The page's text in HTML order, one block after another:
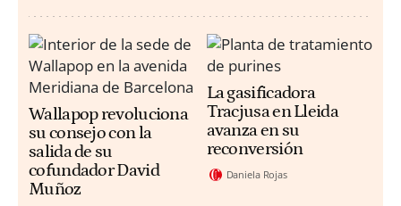
Wallapop revoluciona
su consejo con la
salida de su
cofundador David
Muñoz
La gasificadora
Tracjusa en Lleida
avanza en su
reconversión
Daniela Rojas